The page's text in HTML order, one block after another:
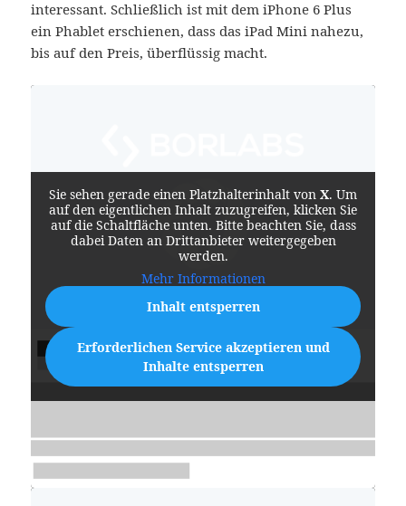
interessant. Schließlich ist mit dem iPhone 6 Plus
ein Phablet erschienen, dass das iPad Mini nahezu,
bis auf den Preis, überflüssig macht.
Sie sehen gerade einen Platzhalterinhalt von X. Um
auf den eigentlichen Inhalt zuzugreifen, klicken Sie
auf die Schaltfläche unten. Bitte beachten Sie, dass
dabei Daten an Drittanbieter weitergegeben
werden.
Mehr Informationen
Inhalt entsperren
Erforderlichen Service akzeptieren und
Inhalte entsperren